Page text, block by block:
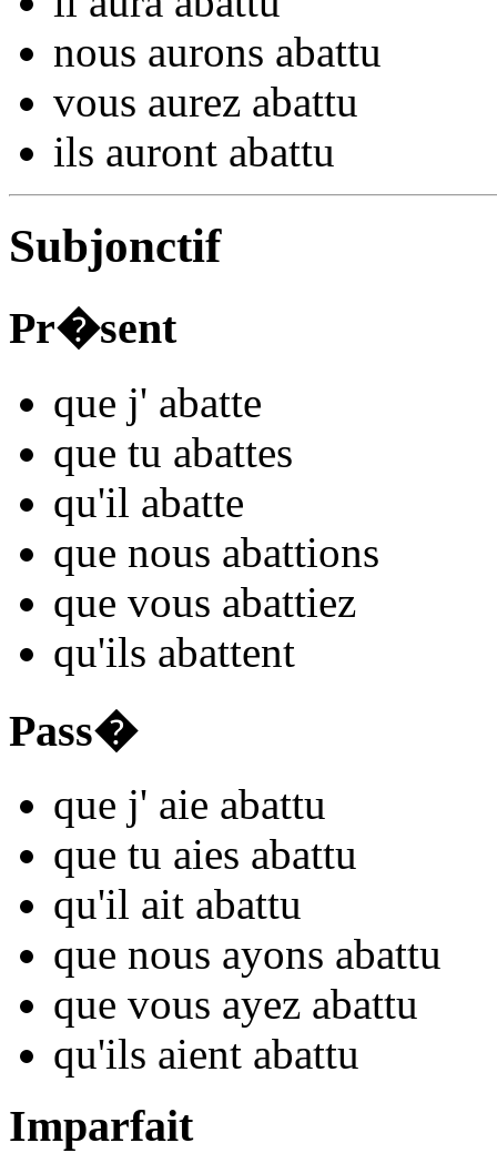
nous aurons abattu
vous aurez abattu
ils auront abattu
Subjonctif
Pr�sent
que j' abatte
que tu abattes
qu'il abatte
que nous abattions
que vous abattiez
qu'ils abattent
Pass�
que j' aie abattu
que tu aies abattu
qu'il ait abattu
que nous ayons abattu
que vous ayez abattu
qu'ils aient abattu
Imparfait